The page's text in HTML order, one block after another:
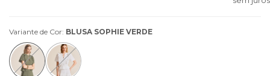
Variante de Cor: BLUSA SOPHIE VERDE